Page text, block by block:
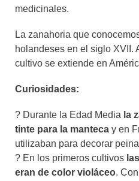
medicinales.
La zanahoria que
holandeses en el siglo XVII.
cultivo se extiende en
Curiosidades:
? Durante la Edad Media la
tinte para la manteca y en
utilizaban para decorar
? En los primeros cultivos
eran de color violáceo.